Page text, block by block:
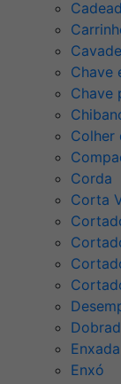
Chave
Chave
Colher
Corda
Corta
Enxó